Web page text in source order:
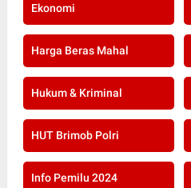
Ekonomi
Harga Beras Mahal
Hukum & Kriminal
HUT Brimob Polri
Info Pemilu 2024